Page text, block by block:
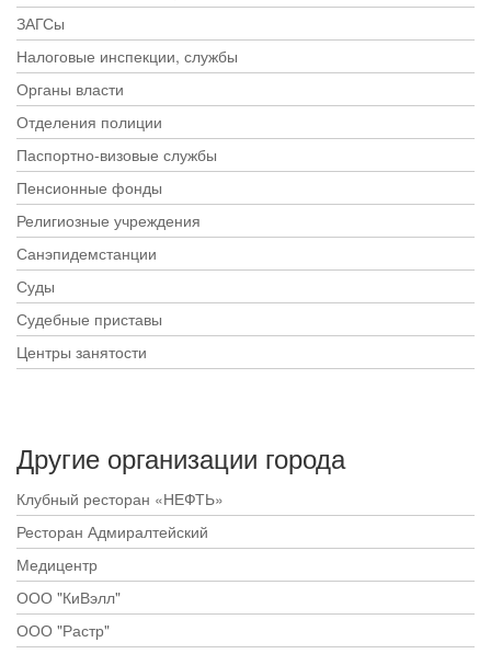
ЗАГСы
Налоговые инспекции, службы
Органы власти
Отделения полиции
Паспортно-визовые службы
Пенсионные фонды
Религиозные учреждения
Санэпидемстанции
Суды
Судебные приставы
Центры занятости
Другие организации города
Клубный ресторан «НЕФТЬ»
Ресторан Адмиралтейский
Медицентр
ООО "КиВэлл"
ООО "Растр"